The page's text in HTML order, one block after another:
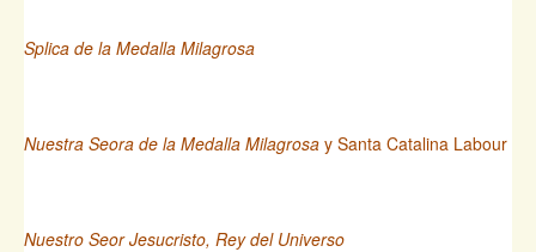
Splica de la Medalla Milagrosa
Nuestra Seora de la Medalla Milagrosa y Santa Catalina Labour
Nuestro Seor Jesucristo, Rey del Universo